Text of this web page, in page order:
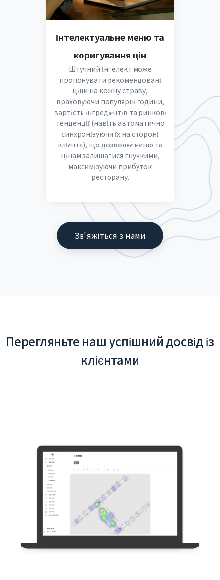
Інтелектуальне меню та
коригування цін
Штучний інтелект може
пропонувати рекомендовані
ціни на кожну страву,
враховуючи популярні години,
вартість інгредієнтів та ринкові
тенденції (навіть автоматично
синхронізуючи їх на стороні
клієнта), що дозволяє меню та
цінам залишатися гнучкими,
максимізуючи прибуток
ресторану.
Зв'яжіться з нами
Перегляньте наш успішний досвід із
клієнтами